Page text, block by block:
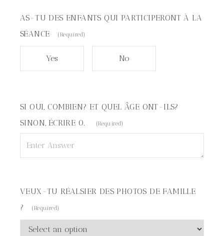
AS-TU DES ENFANTS QUI PARTICIPERONT À LA
SÉANCE
(Required)
Yes No
SI OUI, COMBIEN? ET QUEL ÂGE ONT-ILS?
SINON, ÉCRIRE 0.
(Required)
VEUX-TU RÉALSIER DES PHOTOS DE FAMILLE
?
(Required)